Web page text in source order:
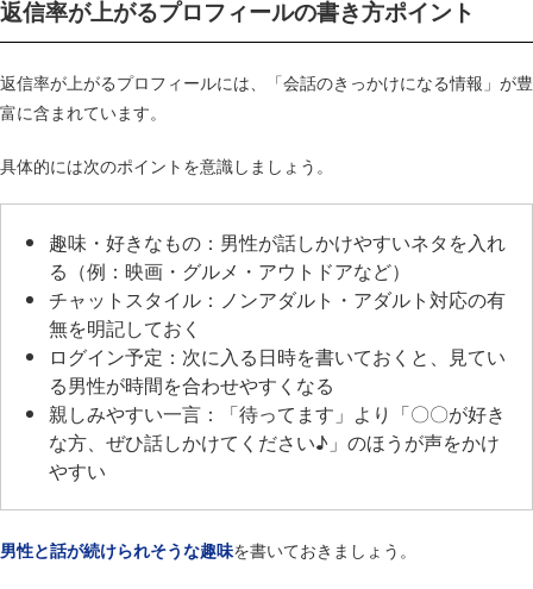
返信率が上がるプロフィールの書き方ポイント
返信率が上がるプロフィールには、「会話のきっかけになる情報」が豊
富に含まれています。
具体的には次のポイントを意識しましょう。
趣味・好きなもの：男性が話しかけやすいネタを入れ
る（例：映画・グルメ・アウトドアなど）
チャットスタイル：ノンアダルト・アダルト対応の有
無を明記しておく
ログイン予定：次に入る日時を書いておくと、見てい
る男性が時間を合わせやすくなる
親しみやすい一言：「待ってます」より「〇〇が好き
な方、ぜひ話しかけてください♪」のほうが声をかけ
やすい
男性と話が続けられそうな趣味を書いておきましょう。